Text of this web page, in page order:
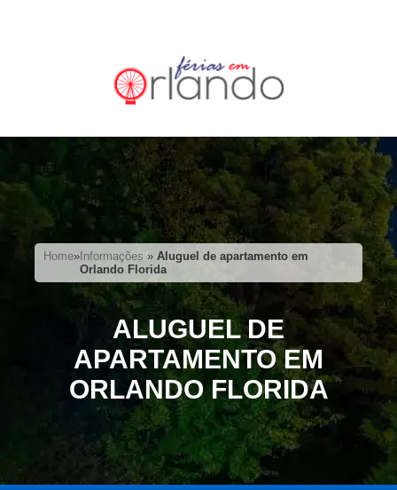
Home» Informações »Aluguel de apartamento em
Orlando Florida
ALUGUEL DE
APARTAMENTO EM
ORLANDO FLORIDA